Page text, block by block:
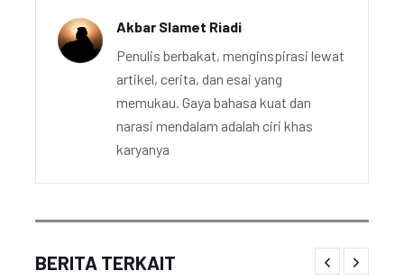
Akbar Slamet Riadi
Penulis berbakat, menginspirasi lewat
artikel, cerita, dan esai yang
memukau. Gaya bahasa kuat dan
narasi mendalam adalah ciri khas
karyanya
BERITA TERKAIT